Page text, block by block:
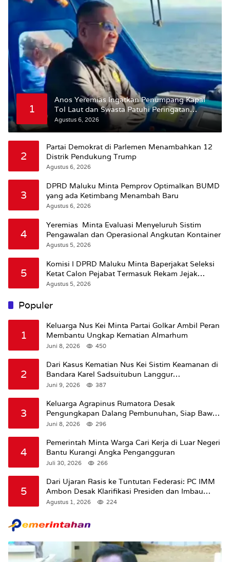
1
Anos Yeremias Ingatkan Penumpang Kapal
Tol Laut dan Swasta Patuhi Peringatan
BMKG
Agustus 6, 2026
2
Partai Demokrat di Parlemen Menambahkan 12
Distrik Pendukung Trump
Agustus 6, 2026
3
DPRD Maluku Minta Pemprov Optimalkan BUMD
yang ada Ketimbang Menambah Baru
Agustus 6, 2026
4
Yeremias Minta Evaluasi Menyeluruh Sistim
Pengawalan dan Operasional Angkutan Kontainer
Agustus 5, 2026
5
Komisi I DPRD Maluku Minta Baperjakat Seleksi
Ketat Calon Pejabat Termasuk Rekam Jejak
Hukum
Agustus 5, 2026
Populer
1
Keluarga Nus Kei Minta Partai Golkar Ambil Peran
Membantu Ungkap Kematian Almarhum
Juni 8, 2026 450
2
Dari Kasus Kematian Nus Kei Sistim Keamanan di
Bandara Karel Sadsuitubun Langgur
Dipertanyakan
Juni 9, 2026 387
3
Keluarga Agrapinus Rumatora Desak
Pengungkapan Dalang Pembunuhan, Siap Bawa
Kasus ke Komisi III DPR RI
Juni 8, 2026 296
4
Pemerintah Minta Warga Cari Kerja di Luar Negeri
Bantu Kurangi Angka Pengangguran
Juli 30, 2026 266
5
Dari Ujaran Rasis ke Tuntutan Federasi: PC IMM
Ambon Desak Klarifikasi Presiden dan Imbau
Tunda Pengibaran Bendera Merah Putih Di
Agustus 1, 2026 224